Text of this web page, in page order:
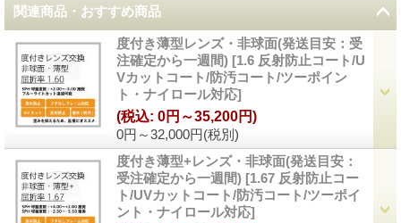
関連商品・おすすめ商品
度付き薄型レンズ・非球面(発送目安：受
注確定から一週間) [1.6 反射防止コート/U
Vカットコート/防汚コート/ツーポイン
ト・ナイロール対応]
0円～32,000円(税別)
(税込: 0円～35,200円)
度付き薄型+レンズ・非球面(発送目安：
受注確定から一週間) [1.67 反射防止コー
ト/UVカットコート/防汚コート/ツーポイ
ント・ナイロール対応]